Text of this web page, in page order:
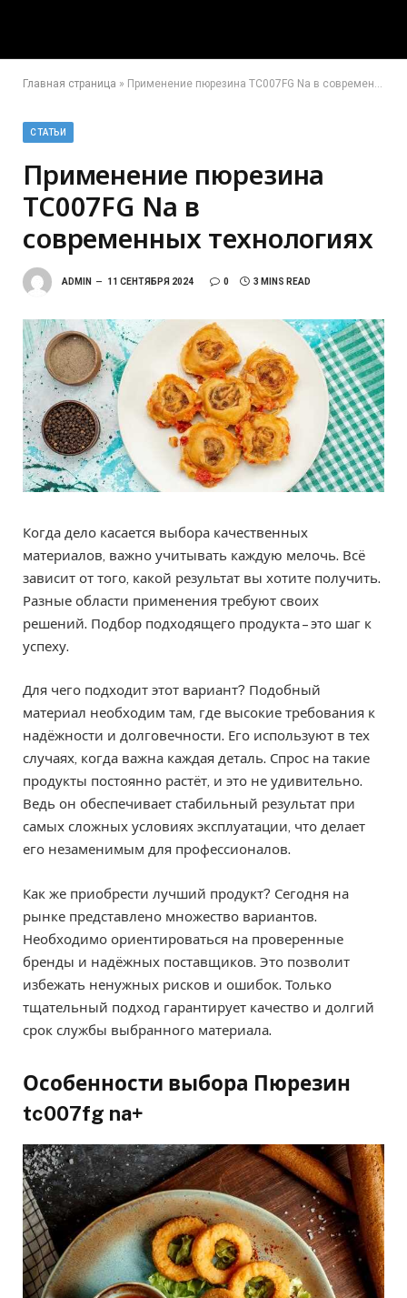
Главная страница » Применение пюрезина TC007FG Na в современных технологиях
СТАТЬИ
Применение пюрезина
TC007FG Na в
современных технологиях
ADMIN 11 СЕНТЯБРЯ 2024 0 3 MINS READ
Когда дело касается выбора качественных
материалов, важно учитывать каждую мелочь. Всё
зависит от того, какой результат вы хотите получить.
Разные области применения требуют своих
решений. Подбор подходящего продукта – это шаг к
успеху.
Для чего подходит этот вариант? Подобный
материал необходим там, где высокие требования к
надёжности и долговечности. Его используют в тех
случаях, когда важна каждая деталь. Спрос на такие
продукты постоянно растёт, и это не удивительно.
Ведь он обеспечивает стабильный результат при
самых сложных условиях эксплуатации, что делает
его незаменимым для профессионалов.
Как же приобрести лучший продукт? Сегодня на
рынке представлено множество вариантов.
Необходимо ориентироваться на проверенные
бренды и надёжных поставщиков. Это позволит
избежать ненужных рисков и ошибок. Только
тщательный подход гарантирует качество и долгий
срок службы выбранного материала.
Особенности выбора Пюрезин
tc007fg na+